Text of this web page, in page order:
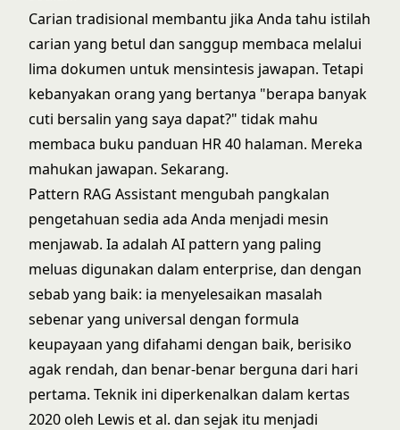
Carian tradisional membantu jika Anda tahu istilah
carian yang betul dan sanggup membaca melalui
lima dokumen untuk mensintesis jawapan. Tetapi
kebanyakan orang yang bertanya "berapa banyak
cuti bersalin yang saya dapat?" tidak mahu
membaca buku panduan HR 40 halaman. Mereka
mahukan jawapan. Sekarang.
Pattern RAG Assistant mengubah pangkalan
pengetahuan sedia ada Anda menjadi mesin
menjawab. Ia adalah AI pattern yang paling
meluas digunakan dalam enterprise, dan dengan
sebab yang baik: ia menyelesaikan masalah
sebenar yang universal dengan formula
keupayaan yang difahami dengan baik, berisiko
agak rendah, dan benar-benar berguna dari hari
pertama. Teknik ini diperkenalkan dalam kertas
2020 oleh Lewis et al. dan sejak itu menjadi